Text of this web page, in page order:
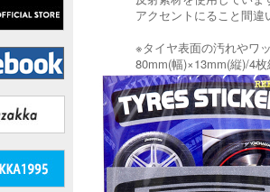
アクセントにること間違
※タイヤ表面の汚れやワ
80mm(幅)×13mm(縦)/4